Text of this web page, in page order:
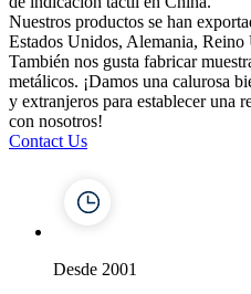
Nuestros productos se han
Estados Unidos, Alemania,
También nos gusta fabricar
metálicos. ¡Damos una calurosa
y extranjeros para establecer una
con nosotros!
Contact Us
Desde 2001